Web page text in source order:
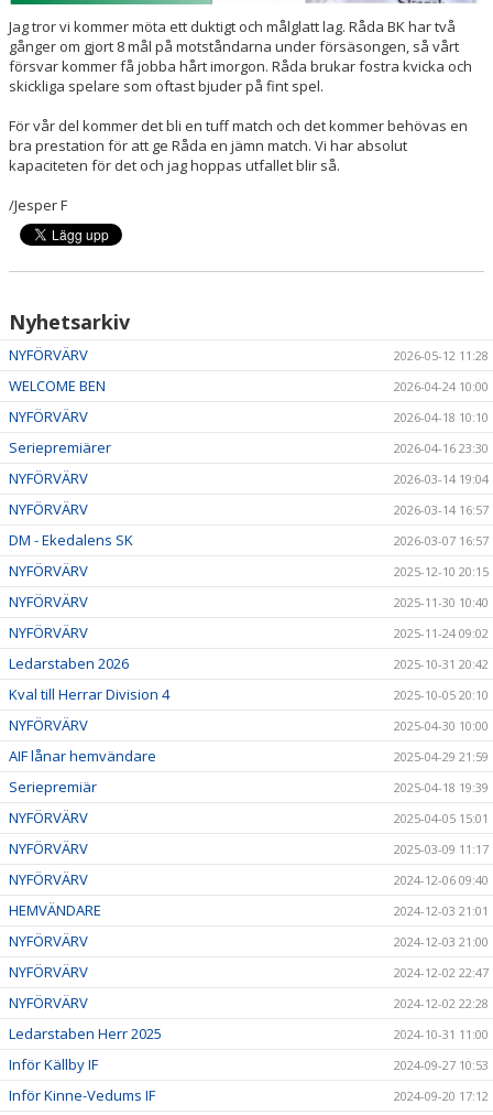
Jag tror vi kommer möta ett duktigt och målglatt lag. Råda BK har två
gånger om gjort 8 mål på motståndarna under försäsongen, så vårt
försvar kommer få jobba hårt imorgon. Råda brukar fostra kvicka och
skickliga spelare som oftast bjuder på fint spel.
För vår del kommer det bli en tuff match och det kommer behövas en
bra prestation för att ge Råda en jämn match. Vi har absolut
kapaciteten för det och jag hoppas utfallet blir så.
/Jesper F
Nyhetsarkiv
NYFÖRVÄRV 2026-05-12 11:28
WELCOME BEN 2026-04-24 10:00
NYFÖRVÄRV 2026-04-18 10:10
Seriepremiärer 2026-04-16 23:30
NYFÖRVÄRV 2026-03-14 19:04
NYFÖRVÄRV 2026-03-14 16:57
DM - Ekedalens SK 2026-03-07 16:57
NYFÖRVÄRV 2025-12-10 20:15
NYFÖRVÄRV 2025-11-30 10:40
NYFÖRVÄRV 2025-11-24 09:02
Ledarstaben 2026 2025-10-31 20:42
Kval till Herrar Division 4 2025-10-05 20:10
NYFÖRVÄRV 2025-04-30 10:00
AIF lånar hemvändare 2025-04-29 21:59
Seriepremiär 2025-04-18 19:39
NYFÖRVÄRV 2025-04-05 15:01
NYFÖRVÄRV 2025-03-09 11:17
NYFÖRVÄRV 2024-12-06 09:40
HEMVÄNDARE 2024-12-03 21:01
NYFÖRVÄRV 2024-12-03 21:00
NYFÖRVÄRV 2024-12-02 22:47
NYFÖRVÄRV 2024-12-02 22:28
Ledarstaben Herr 2025 2024-10-31 11:00
Inför Källby IF 2024-09-27 10:53
Inför Kinne-Vedums IF 2024-09-20 17:12